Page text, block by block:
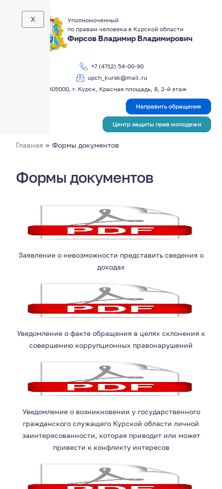
Уполномоченный
по правам человека в Курской области
Фирсов Владимир Владимирович
+7 (4712) 54-00-90
upch_kursk@mail.ru
305000, г. Курск, Красная площадь, 8, 2-й этаж
X
Направить обращение
Центр защиты прав молодежи
Главная » Формы документов
Формы документов
Заявление о невозможности представить сведения о
доходах
Уведомление о факте обращения в целях склонения к
совершению коррупционных правонарушений
Уведомление о возникновении у государственного
гражданского служащего Курской области личной
заинтересованности, которая приводит или может
привести к конфликту интересов